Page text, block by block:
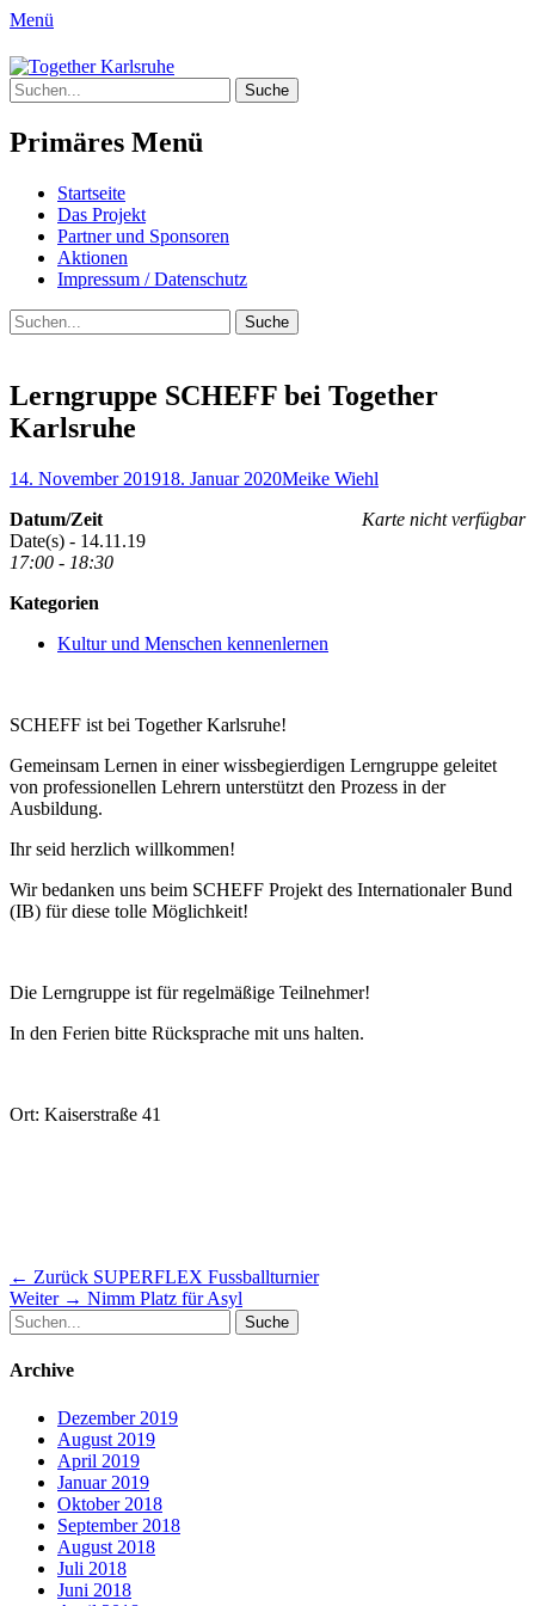
Menü
Together Karlsruhe
Integration von jungen Menschen mit
Fluchterfahrung und
Migrationshintergrund
Suche
nach:
Primäres Menü
Springe
zum
Inhalt
Startseite
Das Projekt
Partner und Sponsoren
Aktionen
Impressum / Datenschutz
Suchen
Suche
nach:
Lerngruppe SCHEFF bei Together
Karlsruhe
Posted
14. November 201918. Januar 2020Author
Meike Wiehl
Karte nicht verfügbar
Datum/Zeit
Date(s) - 14.11.19
17:00 - 18:30
Kategorien
Kultur und Menschen kennenlernen
SCHEFF ist bei Together Karlsruhe!
Gemeinsam Lernen in einer wissbegierdigen Lerngruppe geleitet
von professionellen Lehrern unterstützt den Prozess in der
Ausbildung.
Ihr seid herzlich willkommen!
Wir bedanken uns beim SCHEFF Projekt des Internationaler Bund
(IB) für diese tolle Möglichkeit!
Die Lerngruppe ist für regelmäßige Teilnehmer!
In den Ferien bitte Rücksprache mit uns halten.
Ort: Kaiserstraße 41
Beitragsnavigation
← Zurück Vorheriger
Beitrag:
SUPERFLEX Fussballturnier
Weiter → Nächster
Nimm Platz für Asyl
Suche
nach:
Archive
Dezember 2019
August 2019
April 2019
Januar 2019
Oktober 2018
September 2018
August 2018
Juli 2018
Juni 2018